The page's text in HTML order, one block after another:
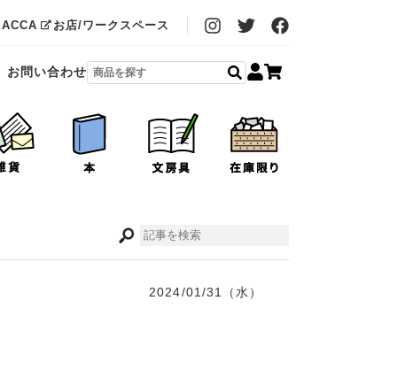
お店/ワークスペース
お問い合わせ
2024/01/31（水）